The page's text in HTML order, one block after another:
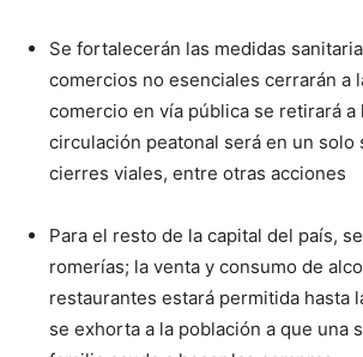
Se fortalecerán las medidas
comercios no esenciales cerrarán a
comercio en vía pública se retirará a
circulación peatonal será en un solo
cierres viales, entre otras acciones
Para el resto de la capital del país,
romerías; la venta y consumo de
restaurantes estará permitida hasta
se exhorta a la población a que una